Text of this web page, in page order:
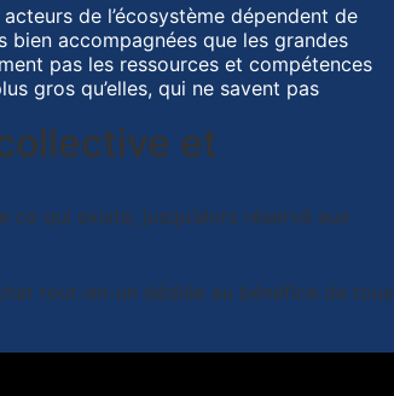
de l’écosystème dépendent de
accompagnées que les grandes
pas les ressources et compétences
gros qu’elles, qui ne savent pas
et
qui existe, jusqu’alors réservé aux
tout-en-un dédiée au bénéfice de tous